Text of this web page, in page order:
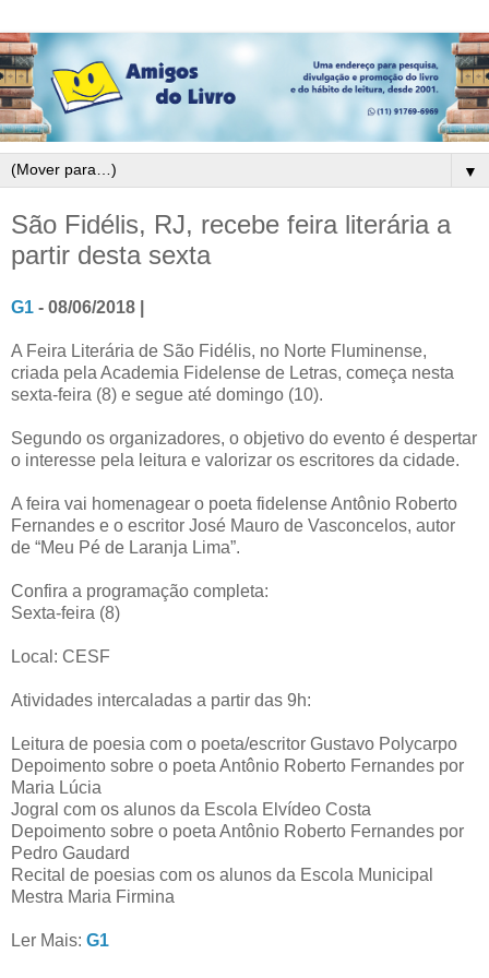
▼
São Fidélis, RJ, recebe feira literária a
partir desta sexta
G1 - 08/06/2018 |
A Feira Literária de São Fidélis, no Norte Fluminense,
criada pela Academia Fidelense de Letras, começa nesta
sexta-feira (8) e segue até domingo (10).
Segundo os organizadores, o objetivo do evento é despertar
o interesse pela leitura e valorizar os escritores da cidade.
A feira vai homenagear o poeta fidelense Antônio Roberto
Fernandes e o escritor José Mauro de Vasconcelos, autor
de “Meu Pé de Laranja Lima”.
Confira a programação completa:
Sexta-feira (8)
Local: CESF
Atividades intercaladas a partir das 9h:
Leitura de poesia com o poeta/escritor Gustavo Polycarpo
Depoimento sobre o poeta Antônio Roberto Fernandes por
Maria Lúcia
Jogral com os alunos da Escola Elvídeo Costa
Depoimento sobre o poeta Antônio Roberto Fernandes por
Pedro Gaudard
Recital de poesias com os alunos da Escola Municipal
Mestra Maria Firmina
Ler Mais: G1